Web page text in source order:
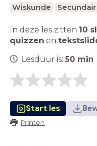
Wiskunde
In deze les zitten 10
quizzen en
Lesduur is: 50 min
Start les
Printen